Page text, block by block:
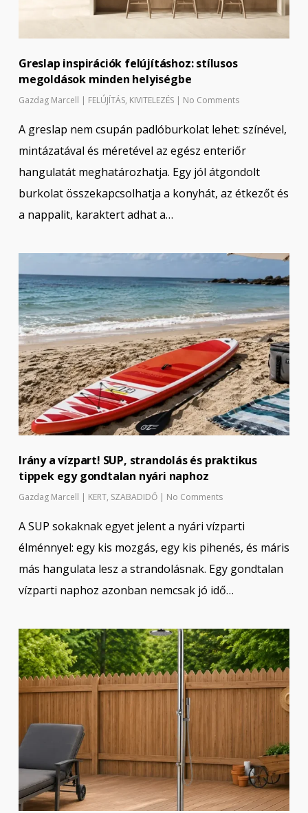
Greslap inspirációk felújításhoz: stílusos
megoldások minden helyiségbe
Gazdag Marcell | FELÚJÍTÁS, KIVITELEZÉS | No Comments
A greslap nem csupán padlóburkolat lehet: színével,
mintázatával és méretével az egész enteriőr
hangulatát meghatározhatja. Egy jól átgondolt
burkolat összekapcsolhatja a konyhát, az étkezőt és
a nappalit, karaktert adhat a…
Irány a vízpart! SUP, strandolás és praktikus
tippek egy gondtalan nyári naphoz
Gazdag Marcell | KERT, SZABADIDŐ | No Comments
A SUP sokaknak egyet jelent a nyári vízparti
élménnyel: egy kis mozgás, egy kis pihenés, és máris
más hangulata lesz a strandolásnak. Egy gondtalan
vízparti naphoz azonban nemcsak jó idő…